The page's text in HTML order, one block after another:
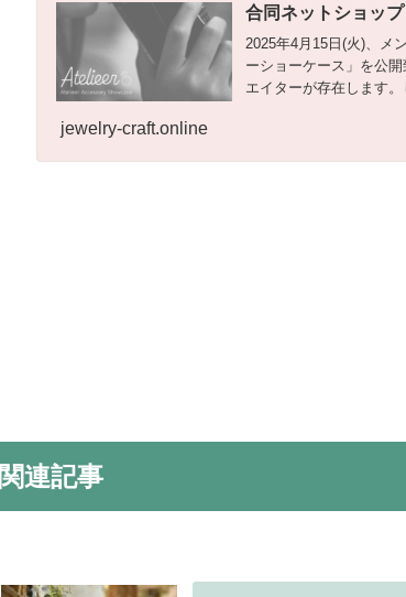
合同ネットショッ
2025年4月15日(火)、メ
ーショーケース」を公
エイターが存在します
jewelry-craft.online
関連記事